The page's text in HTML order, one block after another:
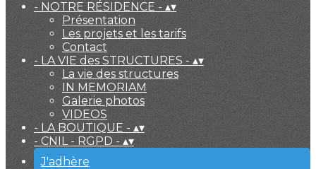
- NOTRE RÉSIDENCE - ▴▾
Présentation
Les projets et les tarifs
Contact
- LA VIE des STRUCTURES - ▴▾
La vie des structures
IN MEMORIAM
Galerie photos
VIDEOS
- LA BOUTIQUE - ▴▾
- CNIL - RGPD - ▴▾
J'adhère